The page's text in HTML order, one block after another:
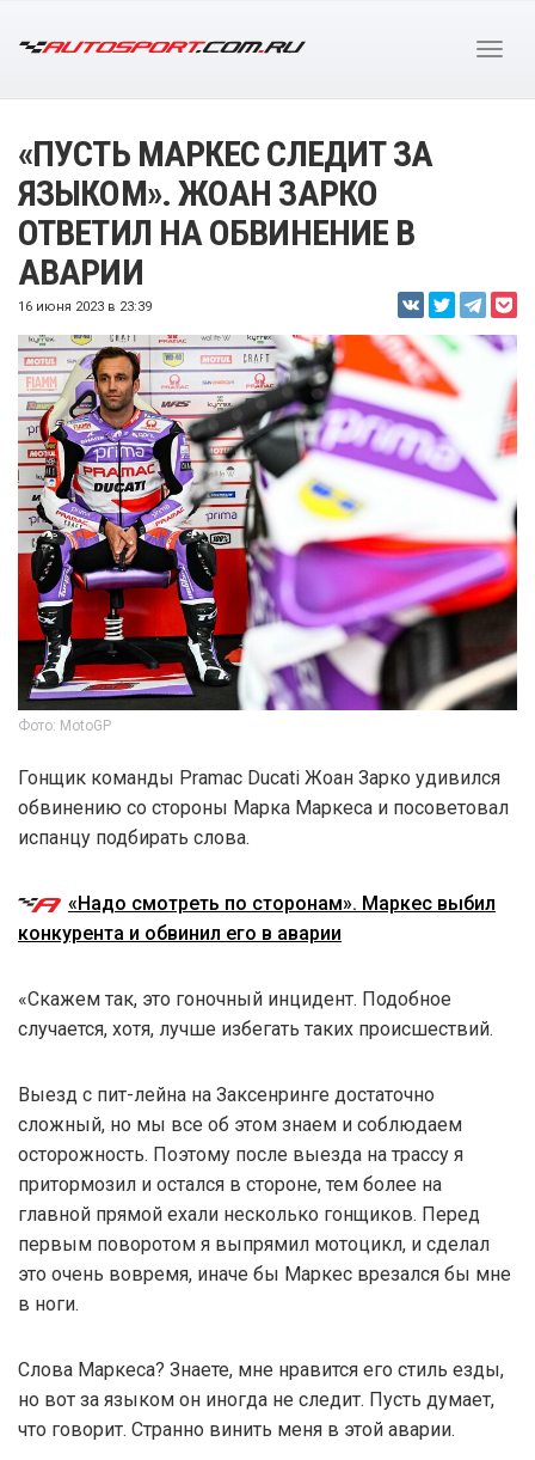
«ПУСТЬ МАРКЕС СЛЕДИТ ЗА
ЯЗЫКОМ». ЖОАН ЗАРКО
ОТВЕТИЛ НА ОБВИНЕНИЕ В
АВАРИИ
16 июня 2023 в 23:39
Фото: MotoGP
Гонщик команды Pramac Ducati Жоан Зарко удивился
обвинению со стороны Марка Маркеса и посоветовал
испанцу подбирать слова.
«Надо смотреть по сторонам». Маркес выбил
конкурента и обвинил его в аварии
«Скажем так, это гоночный инцидент. Подобное
случается, хотя, лучше избегать таких происшествий.
Выезд с пит-лейна на Заксенринге достаточно
сложный, но мы все об этом знаем и соблюдаем
осторожность. Поэтому после выезда на трассу я
притормозил и остался в стороне, тем более на
главной прямой ехали несколько гонщиков. Перед
первым поворотом я выпрямил мотоцикл, и сделал
это очень вовремя, иначе бы Маркес врезался бы мне
в ноги.
Слова Маркеса? Знаете, мне нравится его стиль езды,
но вот за языком он иногда не следит. Пусть думает,
что говорит. Странно винить меня в этой аварии.